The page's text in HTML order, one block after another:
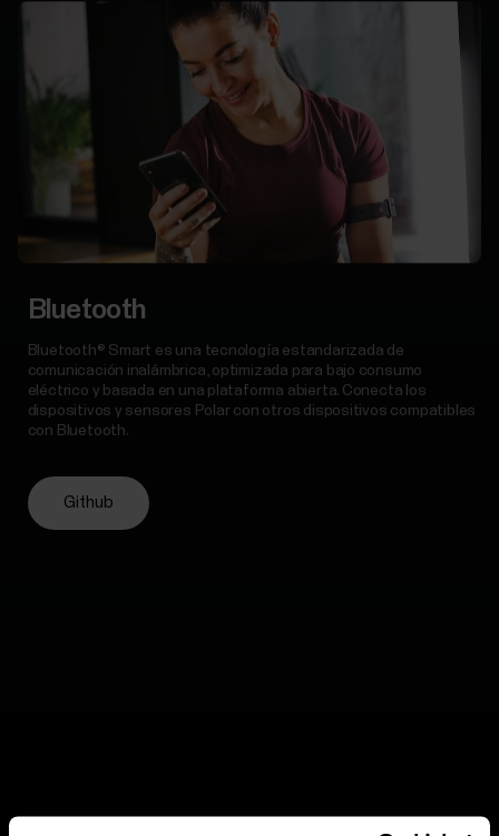
Bluetooth
Bluetooth® Smart es una tecnología estandarizada de
comunicación inalámbrica, optimizada para bajo consumo
eléctrico y basada en una plataforma abierta. Conecta los
dispositivos y sensores Polar con otros dispositivos compatibles
con Bluetooth.
Github